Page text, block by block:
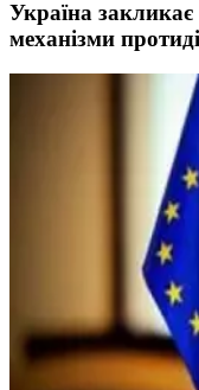
Україна
механізми